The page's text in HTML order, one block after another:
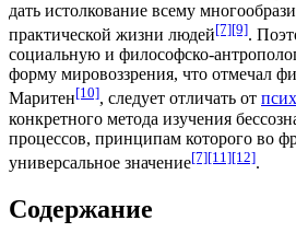
дать истолкование всему
практической жизни людей[7][9].
социальную и философско-
форму мировоззрения, что отмечал
Маритен[10], следует отличать от
конкретного метода изучения
процессов, принципам которого во
универсальное значение[7][11][12].
Содержание